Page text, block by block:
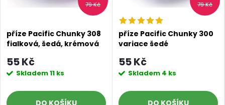
79 Kč
příze Pacific Chunky 308
fialková, šedá, krémová
55 Kč
Skladem11 ks
DO KOŠÍKU
79 Kč
příze Pacific Chunky 300
variace šedé
55 Kč
Skladem 4 ks
DO KOŠÍKU